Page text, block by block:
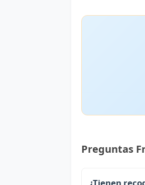
Preguntas